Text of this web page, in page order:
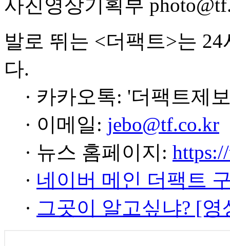
사진영상기획부
발로 뛰는 <더팩트>는
다.
· 카카오톡: '더팩트제
· 이메일: jebo@tf.co.kr
· 뉴스 홈페이지:
· 네이버 메인 더팩트
· 그곳이 알고싶냐? [